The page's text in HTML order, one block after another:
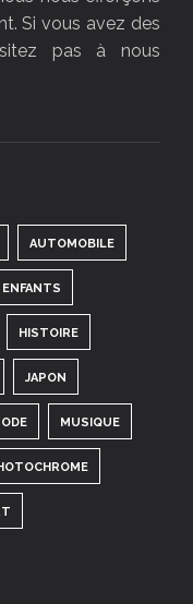
Si vous avez des
pas à nous
AUTOMOBILE
ENFANTS
HISTOIRE
JAPON
MUSIQUE